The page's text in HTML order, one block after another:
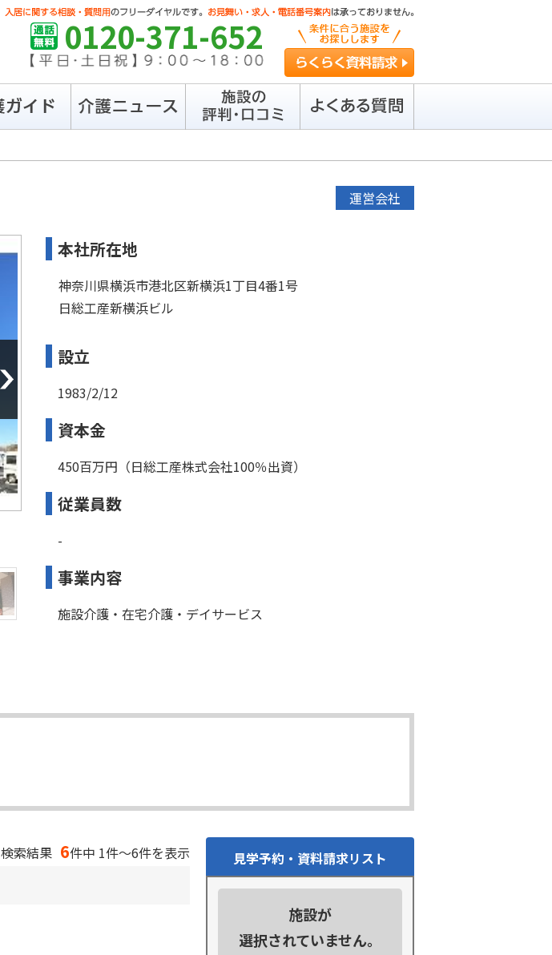
0120-371-652
運営会社
Next
本社所在地
神奈川県横浜市港北区新横浜1丁目4番1号
日総工産新横浜ビル
設立
1983/2/12
資本金
450百万円（日総工産株式会社100％出資）
従業員数
-
事業内容
施設介護・在宅介護・デイサービス
検索結果 6件中 1件～6件を表示 見学予約・資料請求リスト
施設が
選択されていません。